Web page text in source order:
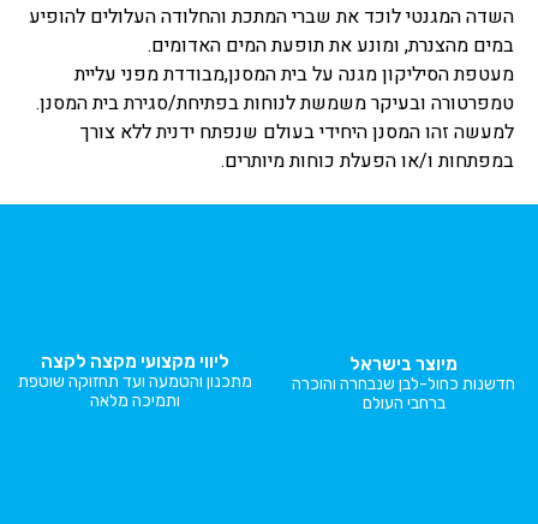
השדה המגנטי לוכד את שברי המתכת והחלודה העלולים להופיע
במים מהצנרת, ומונע את תופעת המים האדומים.
מעטפת הסיליקון מגנה על בית המסנן,מבודדת מפני עליית
טמפרטורה ובעיקר משמשת לנוחות בפתיחת/סגירת בית המסנן.
למעשה זהו המסנן היחידי בעולם שנפתח ידנית ללא צורך
במפתחות ו/או הפעלת כוחות מיותרים.
מיוצר בישראל
חדשנות כחול-לבן שנבחרה והוכרה
ברחבי העולם
ליווי מקצועי מקצה לקצה
מתכנון והטמעה ועד תחזוקה שוטפת
ותמיכה מלאה